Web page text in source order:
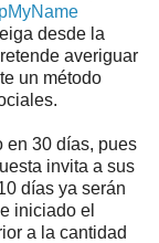
desde la
averiguar
un método
en 30 días, pues
invita a sus
días ya serán
iniciado el
a la cantidad